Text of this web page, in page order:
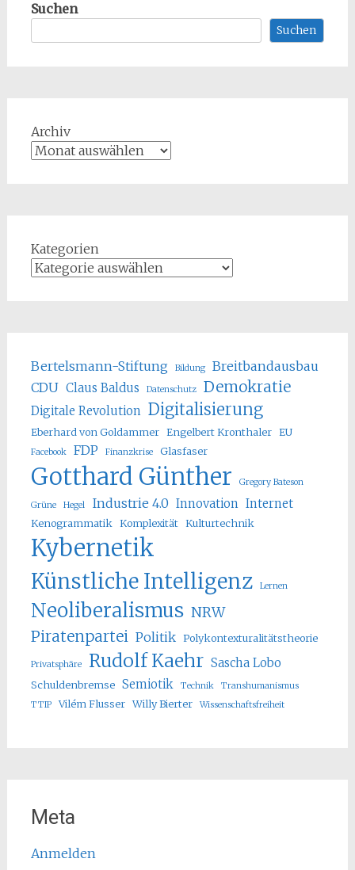
Suchen
Suchen
Archiv
Kategorien
Bertelsmann-Stiftung Bildung
Breitbandausbau
CDU Claus Baldus Datenschutz Demokratie
Digitale Revolution Digitalisierung
Eberhard von Goldammer Engelbert Kronthaler EU
Facebook FDP Finanzkrise Glasfaser
Gotthard Günther Gregory Bateson
Grüne Hegel Industrie 4.0 Innovation Internet
Kenogrammatik Komplexität Kulturtechnik
Kybernetik
Künstliche Intelligenz Lernen
Neoliberalismus NRW
Piratenpartei Politik Polykontexturalitätstheorie
Privatsphäre Rudolf Kaehr Sascha Lobo
Schuldenbremse Semiotik Technik
Transhumanismus
TTIP
Vilém Flusser Willy Bierter Wissenschaftsfreiheit
Meta
Anmelden